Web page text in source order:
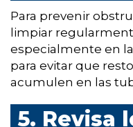
Para prevenir
limpiar
especialmente en
para evitar que
acumulen en las
5. Revisa